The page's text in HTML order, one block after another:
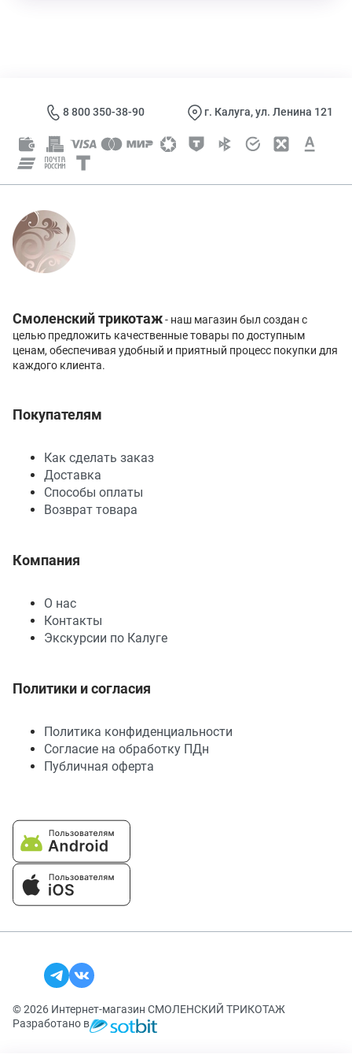
8 800 350-38-90 г. Калуга, ул. Ленина 121
Смоленский трикотаж- наш магазин был создан с
целью предложить качественные товары по доступным
ценам, обеспечивая удобный и приятный процесс покупки для
каждого клиента.
Покупателям
Как сделать заказ
Доставка
Способы оплаты
Возврат товара
Компания
О нас
Контакты
Экскурсии по Калуге
Политики и согласия
Политика конфиденциальности
Согласие на обработку ПДн
Публичная оферта
© 2026 Интернет-магазин СМОЛЕНСКИЙ ТРИКОТАЖ
Разработано в